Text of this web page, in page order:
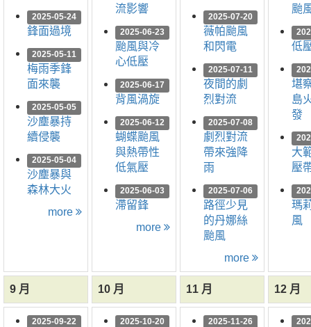
2025-05-24
鋒面過境
2025-05-11
梅雨季鋒
面來襲
2025-05-05
沙塵暴持
續侵襲
2025-05-04
沙塵暴與
森林大火
more
流影響
2025-06-23
颱風與冷
心低壓
2025-06-17
背風渦旋
2025-06-12
蝴蝶颱風
與熱帶性
低氣壓
2025-06-03
滯留鋒
more
2025-07-20
薇帕颱風
和閃電
2025-07-11
夜間的劇
烈對流
2025-07-08
劇烈對流
帶來強降
雨
2025-07-06
路徑少見
的丹娜絲
颱風
more
颱
低
堪
島
發
大
壓
瑪
風
9 月 10 月 11 月 12 月
2025-09-22 2025-10-20 2025-11-26